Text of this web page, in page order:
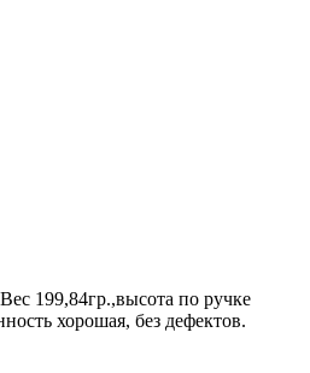
199,84гр.,высота по ручке
хорошая, без дефектов.